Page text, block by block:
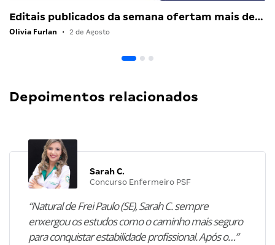
Editais publicados da semana ofertam mais de…
Olivia Furlan • 2 de Agosto
Depoimentos relacionados
Sarah C.
Concurso Enfermeiro PSF
“Natural de Frei Paulo (SE), Sarah C. sempre
enxergou os estudos como o caminho mais seguro
para conquistar estabilidade profissional. Após o…”